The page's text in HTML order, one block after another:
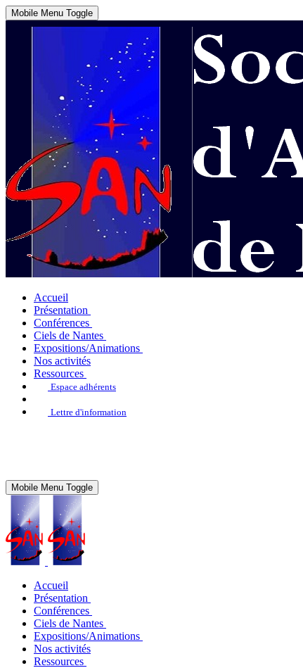
Mobile Menu Toggle
Accueil
Présentation
Conférences
Ciels de Nantes
Expositions/Animations
Nos activités
Ressources
Espace adhérents
Lettre d'information
Mobile Menu Toggle
Accueil
Présentation
Conférences
Ciels de Nantes
Expositions/Animations
Nos activités
Ressources